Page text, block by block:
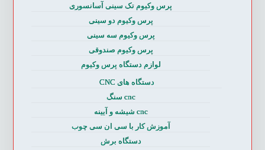
پرس وکیوم تک سینی آسانسوری
پرس وکیوم دو سینی
پرس وکیوم سه سینی
پرس وکیوم صندوقی
لوازم دستگاه پرس وکیوم
دستگاه های CNC
cnc سنگ
cnc شیشه و آیینه
آموزش کار با سی ان سی چوب
دستگاه برش